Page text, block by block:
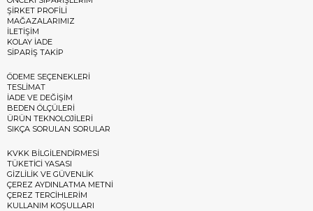
ŞİRKET PROFİLİ
MAĞAZALARIMIZ
İLETİŞİM
KOLAY İADE
SİPARİŞ TAKİP
ÖDEME SEÇENEKLERİ
TESLİMAT
İADE VE DEĞİŞİM
BEDEN ÖLÇÜLERİ
ÜRÜN TEKNOLOJİLERİ
SIKÇA SORULAN SORULAR
KVKK BİLGİLENDİRMESİ
TÜKETİCİ YASASI
GİZLİLİK VE GÜVENLİK
ÇEREZ AYDINLATMA METNİ
ÇEREZ TERCİHLERİM
KULLANIM KOŞULLARI